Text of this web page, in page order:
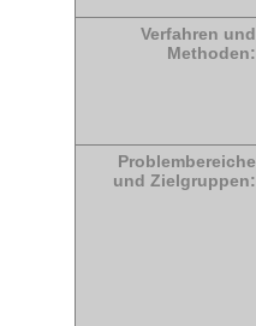
Verfahren und
Methoden:
Problembereiche
und Zielgruppen: